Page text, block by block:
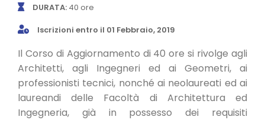
DURATA: 40 ore
Iscrizioni entro il 01 Febbraio, 2019
Il Corso di Aggiornamento di 40 ore si rivolge agli
Architetti, agli Ingegneri ed ai Geometri, ai
professionisti tecnici, nonché ai neolaureati ed ai
laureandi delle Facoltà di Architettura ed
Ingegneria, già in possesso dei requisiti